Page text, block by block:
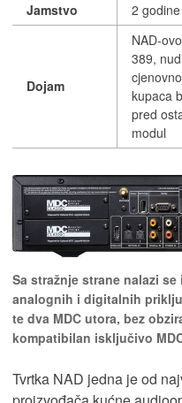
Jamstvo 2 godine
Dojam
NAD-
389,
kupaca
pred
modul
Sa stražnje strane nalazi
analognih i digitalnih
te dva MDC utora, bez
kompatibilan isključivo
Tvrtka NAD jedna je od